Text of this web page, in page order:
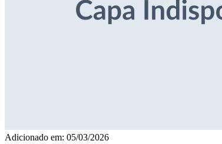
Adicionado em: 05/03/2026